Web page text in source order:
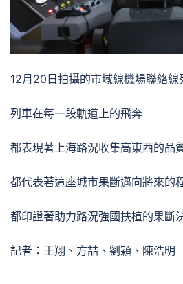
12月20日拍攝的市域線機場聯絡線
列車在每一段軌道上的飛奔
都表現著上海路況收集高東西的品
都代表著這座城市果斷邁向將來的
都印證著助力路況強國扶植的果斷
記者：王翔、方喆、劉穎、陳浩明